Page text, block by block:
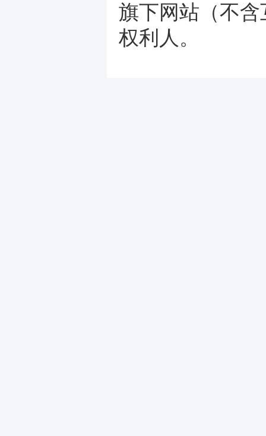
旗下网站（不
权利人。